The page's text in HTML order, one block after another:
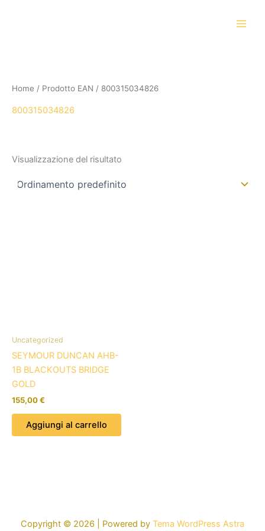
Home / Prodotto EAN / 800315034826
800315034826
Visualizzazione del risultato
Uncategorized
SEYMOUR DUNCAN AHB-
1B BLACKOUTS BRIDGE
GOLD
155,00€
Aggiungi al carrello
Copyright © 2026 | Powered by Tema WordPress Astra